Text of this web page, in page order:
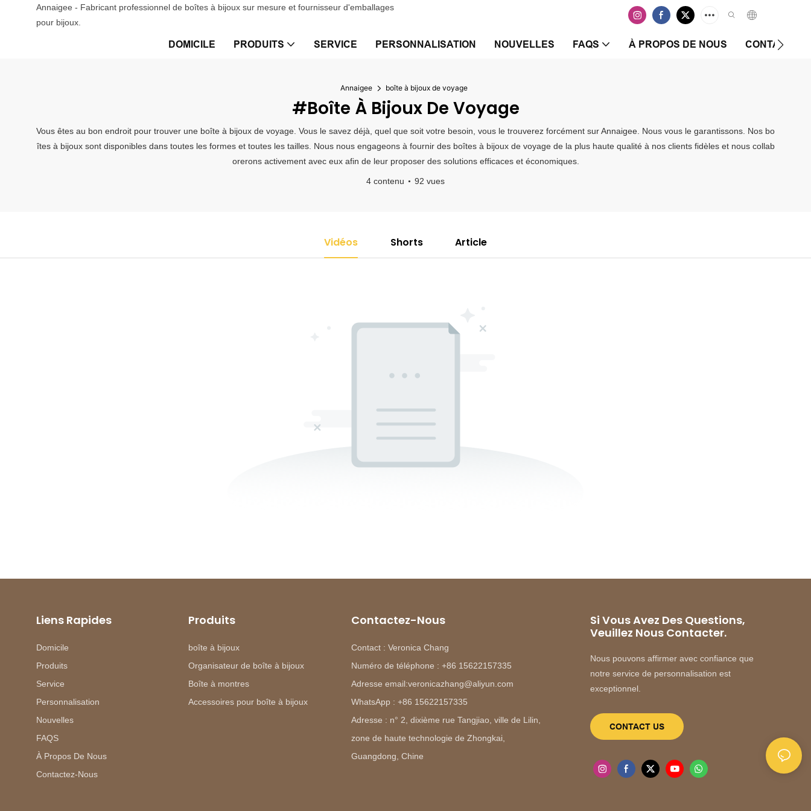
Annaigee - Fabricant professionnel de boîtes à bijoux sur mesure et fournisseur d'emballages
pour bijoux.
DOMICILE PRODUITS SERVICE PERSONNALISATION NOUVELLES FAQS À PROPOS DE NOUS CONTACTEZ-
Annaigee boîte à bijoux de voyage
#boîte À Bijoux De Voyage
Vous êtes au bon endroit pour trouver une boîte à bijoux de voyage. Vous le savez déjà, quel que soit votre besoin, vous le trouverez forcément sur Annaigee. Nous vous le garantissons. Nos bo
îtes à bijoux sont disponibles dans toutes les formes et toutes les tailles. Nous nous engageons à fournir des boîtes à bijoux de voyage de la plus haute qualité à nos clients fidèles et nous collab
orerons activement avec eux afin de leur proposer des solutions efficaces et économiques.
4 contenu 92 vues
Vidéos Shorts Article
Liens Rapides
Domicile
Produits
Service
Personnalisation
Nouvelles
FAQS
À Propos De Nous
Contactez-Nous
Produits
boîte à bijoux
Organisateur de boîte à bijoux
Boîte à montres
Accessoires pour boîte à bijoux
Contactez-Nous
Contact : Veronica Chang
Numéro de téléphone : +86 15622157335
Adresse email:veronicazhang@aliyun.com
WhatsApp : +86 15622157335
Adresse : n° 2, dixième rue Tangjiao, ville de Lilin,
zone de haute technologie de Zhongkai,
Guangdong, Chine
Si Vous Avez Des Questions,
Veuillez Nous Contacter.
Nous pouvons affirmer avec confiance que
notre service de personnalisation est
exceptionnel.
CONTACT US